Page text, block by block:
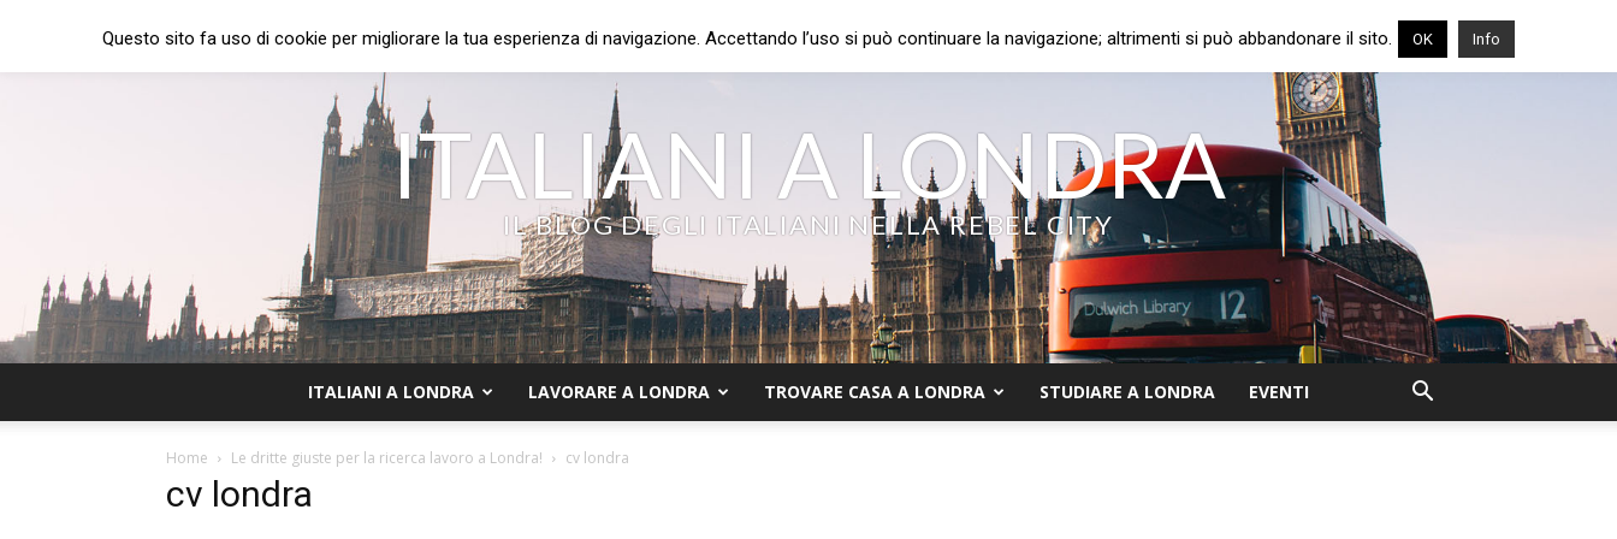
ITALIANI A LONDRA
IL BLOG DEGLI ITALIANI NELLA REBEL CITY
ITALIANI A LONDRA LAVORARE A LONDRA TROVARE CASA A LONDRA STUDIARE A LONDRA EVENTI
Home Le dritte giuste per la ricerca lavoro a Londra! cv londra
cv londra
Questo sito fa uso di cookie per migliorare la tua esperienza di navigazione. Accettando l’uso si può continuare la navigazione; altrimenti si può abbandonare il sito. OK Info